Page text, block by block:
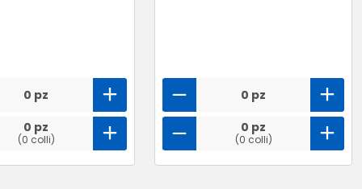
0 pz
0 pz
(0 colli)
0 pz
0 pz
(0 colli)